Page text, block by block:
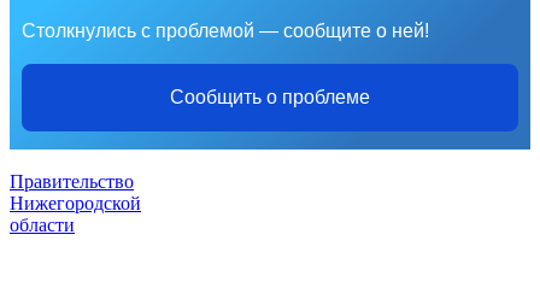
Столкнулись с проблемой — сообщите о ней!
Сообщить о проблеме
Правительство
Нижегородской
области